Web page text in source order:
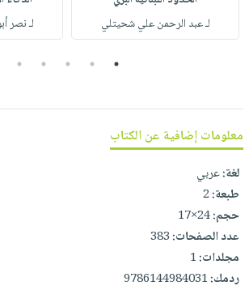
صابون
أطفال
فيديوهات
أسئلة
خدمات
نيل
وفرات
انشر
كتابك
تواصل
معنا
عربة
التسوق
الإصدارات
لـ عبد الرحمن علي شحيتلي
لـ نصر
1
2
3
4
5
معلومات إضافية عن الكتاب
لغة:عربي
طبعة:2
حجم:24×17
عدد الصفحات:383
مجلدات:1
ردمك:9786144984031